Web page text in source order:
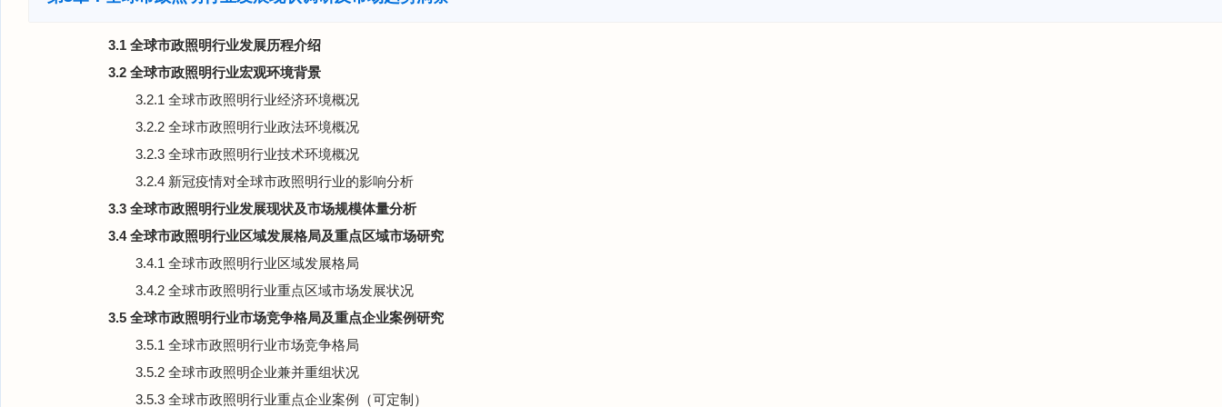
3.1 全球市政照明行业发展历程介绍
3.2 全球市政照明行业宏观环境背景
3.2.1 全球市政照明行业经济环境概况
3.2.2 全球市政照明行业政法环境概况
3.2.3 全球市政照明行业技术环境概况
3.2.4 新冠疫情对全球市政照明行业的影响分析
3.3 全球市政照明行业发展现状及市场规模体量分析
3.4 全球市政照明行业区域发展格局及重点区域市场研究
3.4.1 全球市政照明行业区域发展格局
3.4.2 全球市政照明行业重点区域市场发展状况
3.5 全球市政照明行业市场竞争格局及重点企业案例研究
3.5.1 全球市政照明行业市场竞争格局
3.5.2 全球市政照明企业兼并重组状况
3.5.3 全球市政照明行业重点企业案例（可定制）